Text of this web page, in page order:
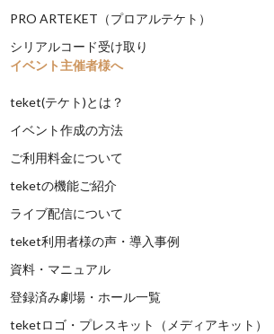
PRO ARTEKET（プロアルテケト）
シリアルコード受け取り
イベント主催者様へ
teket(テケト)とは？
イベント作成の方法
ご利用料金について
teketの機能ご紹介
ライブ配信について
teket利用者様の声・導入事例
資料・マニュアル
登録済み劇場・ホール一覧
teketロゴ・プレスキット（メディアキット）